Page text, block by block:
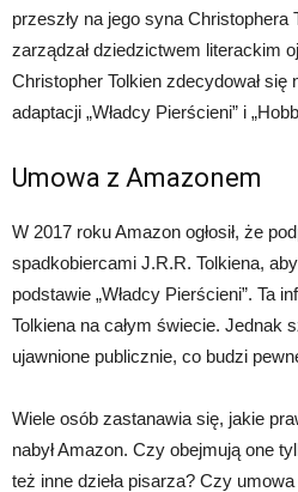
przeszły na jego syna Christophera
zarządzał dziedzictwem literackim
Christopher Tolkien zdecydował się
adaptacji „Władcy Pierścieni” i
Umowa z Amazonem
W 2017 roku Amazon ogłosił, że
spadkobiercami J.R.R. Tolkiena,
podstawie „Władcy Pierścieni”. Ta
Tolkiena na całym świecie. Jednak
ujawnione publicznie, co budzi
Wiele osób zastanawia się, jakie
nabył Amazon. Czy obejmują one
też inne dzieła pisarza? Czy